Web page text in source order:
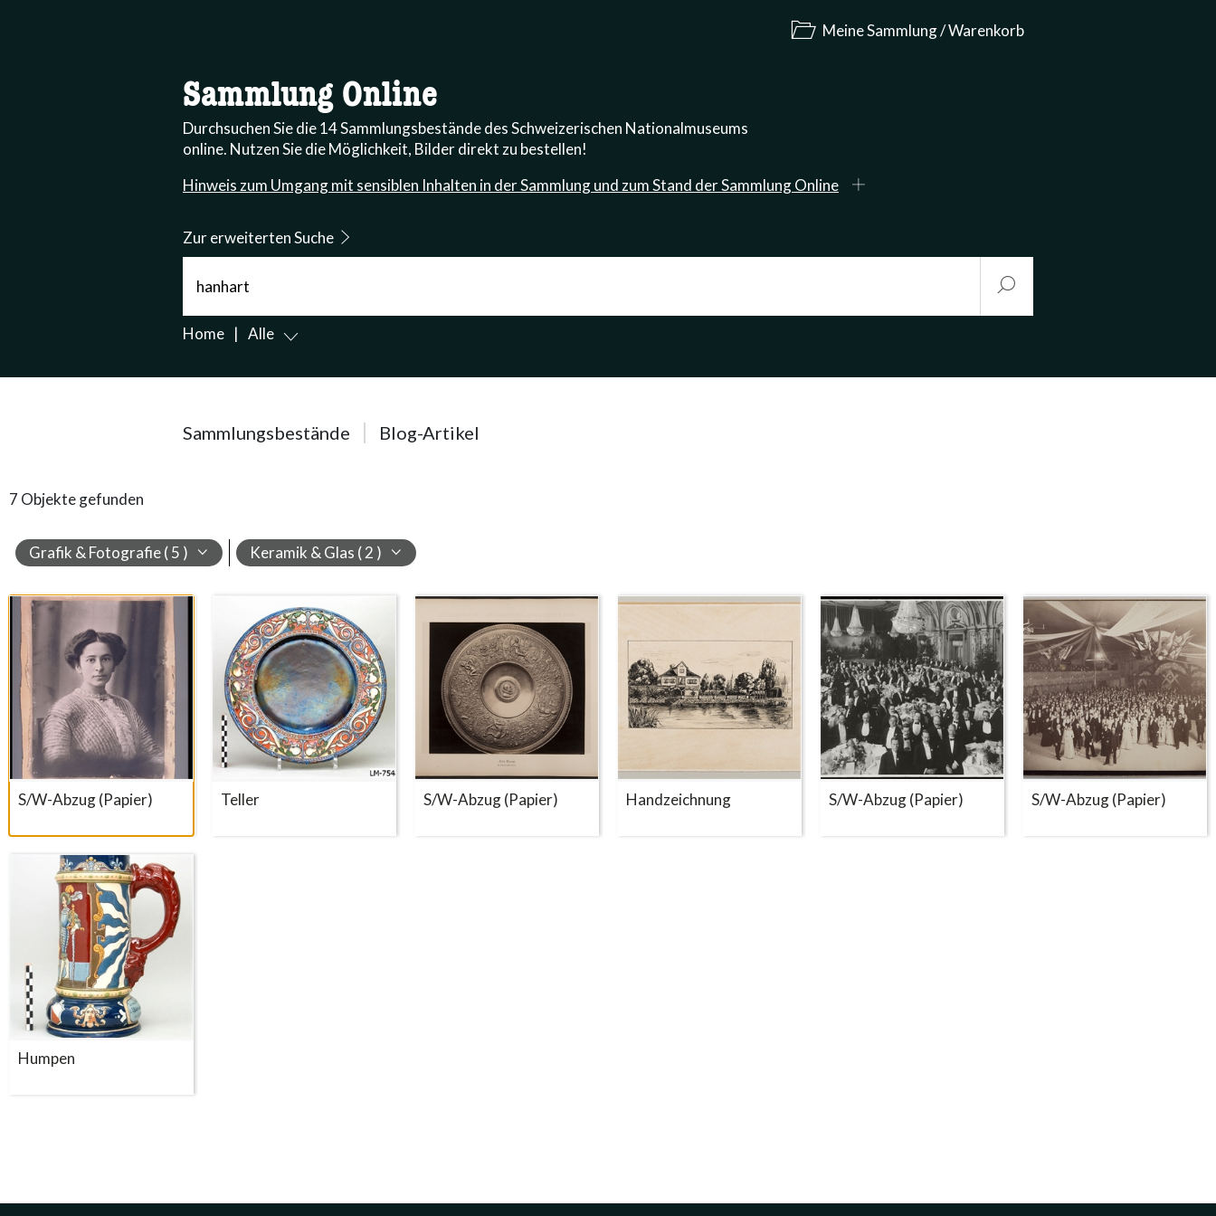
Meine Sammlung / Warenkorb
Sammlung Online
Durchsuchen Sie die 14 Sammlungsbestände des Schweizerischen Nationalmuseums
online. Nutzen Sie die Möglichkeit, Bilder direkt zu bestellen!
Hinweis zum Umgang mit sensiblen Inhalten in der Sammlung und zum Stand der Sammlung Online
Zur erweiterten Suche
Start
Home Alle
Sammlungsbestände Blog-Artikel
Suchresultate
7 Objekte gefunden
Grafik & Fotografie ( 5 ) Keramik & Glas ( 2 )
S/W-Abzug (Papier) Teller S/W-Abzug (Papier) Handzeichnung S/W-Abzug (Papier) S/W-Abzug (Papier)
Humpen